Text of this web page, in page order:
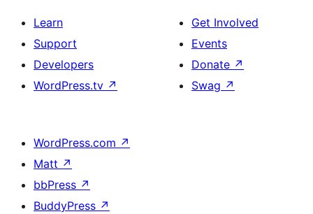
Learn
Support
Developers
WordPress.tv ↗
Get Involved
Events
Donate ↗
Swag ↗
WordPress.com ↗
Matt ↗
bbPress ↗
BuddyPress ↗